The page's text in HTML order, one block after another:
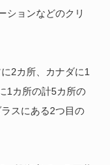
ションなどのクリ
2カ所、カナダに1
1カ所の計5カ所の
スにある2つ目の